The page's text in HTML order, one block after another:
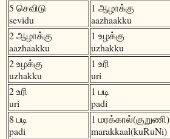
5 செவிடு
sevidu
1 ஆழாக்கு
aazhaakku
2 ஆழாக்கு
aazhaakku
1 உழக்கு
uzhakku
2 உழக்கு
uzhakku
1 உரி
uri
2 உரி
uri
1 படி
padi
8 படி
padi
1 மரக்கால்(குறுணி)
marakkaal(kuRuNi)